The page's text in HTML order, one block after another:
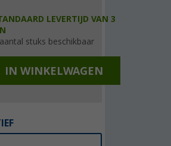
LEVERTIJD VAN 3
stuks beschikbaar
IN WINKELWAGEN